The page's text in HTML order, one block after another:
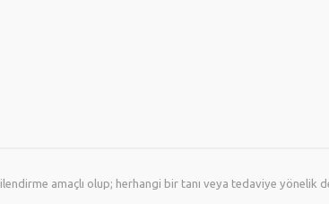
amaçlı olup; herhangi bir tanı veya tedaviye yönelik